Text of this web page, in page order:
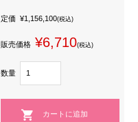
定価 ¥1,156,100(税込)
販売価格 ¥6,710(税込)
数量